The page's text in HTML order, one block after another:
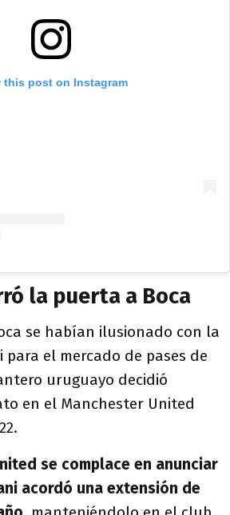
this post on Instagram
la puerta a Boca
se habían ilusionado con la
para el mercado de pases de
uruguayo decidió
en el Manchester United
se complace en anunciar
acordó una extensión de